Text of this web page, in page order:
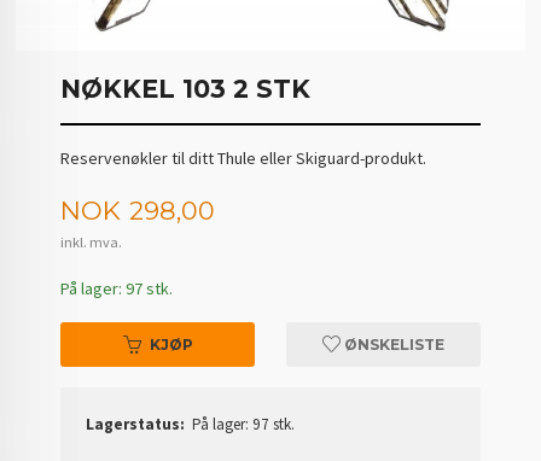
NØKKEL 103 2 STK
Reservenøkler til ditt Thule eller Skiguard-produkt.
Pris
NOK 298,00
inkl. mva.
På lager: 97 stk.
KJØP ØNSKELISTE
Lagerstatus: På lager: 97 stk.